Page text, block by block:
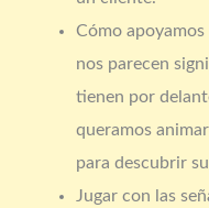
Cómo
nos parecen
tienen por
queramos
para descubrir
Jugar con las